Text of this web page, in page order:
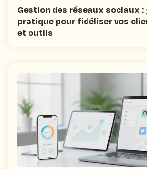
Gestion des réseaux sociaux :
pratique pour fidéliser vos
et outils